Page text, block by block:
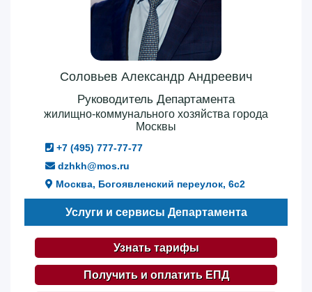
Соловьев Александр Андреевич
Руководитель Департамента
жилищно-коммунального хозяйства города
Москвы
+7 (495) 777-77-77
dzhkh@mos.ru
Москва, Богоявленский переулок, 6с2
Услуги и сервисы Департамента
Узнать тарифы
Получить и оплатить ЕПД